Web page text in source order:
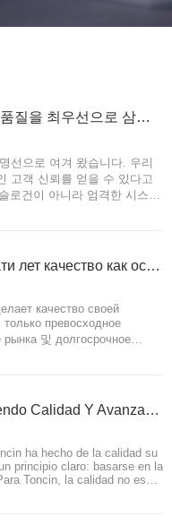
Toncin 그룹: 30년 이상의 우수성 – 품질을 최우선으로 삼고 책임감을 갖고 멀리 도달
선으로 여겨 왔습니다. 우리
고객 신뢰를 얻을 수 있다고
로건이 아니라 엄격한 시스템
Группа «Синьсин»: более тридцати лет качество как основа, ответственность как путь вперёд
качество своей
превосходное
рынка 및 долгосрочное
Toncin: Más De 30 Años Construyendo Calidad Y Avanzado Con Responsabilidad
ha hecho de la calidad su
principio claro: basarse en la
Toncin, la calidad no es